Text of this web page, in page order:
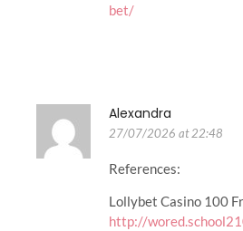
bet/
Alexandra
27/07/2026 at 22:48
References:
Lollybet Casino 100
http://